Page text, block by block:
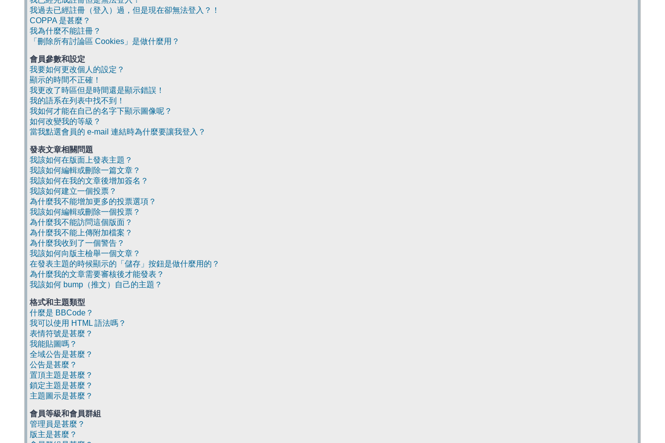
我過去已經註冊（登入）過，但是現在卻無法登入？！
COPPA 是甚麼？
我為什麼不能註冊？
「刪除所有討論區 Cookies」是做什麼用？
會員參數和設定
我要如何更改個人的設定？
顯示的時間不正確！
我更改了時區但是時間還是顯示錯誤！
我的語系在列表中找不到！
我如何才能在自己的名字下顯示圖像呢？
如何改變我的等級？
當我點選會員的 e-mail 連結時為什麼要讓我登入？
發表文章相關問題
我該如何在版面上發表主題？
我該如何編輯或刪除一篇文章？
我該如何在我的文章後增加簽名？
我該如何建立一個投票？
為什麼我不能增加更多的投票選項？
我該如何編輯或刪除一個投票？
為什麼我不能訪問這個版面？
為什麼我不能上傳附加檔案？
為什麼我收到了一個警告？
我該如何向版主檢舉一個文章？
在發表主題的時候顯示的「儲存」按鈕是做什麼用的？
為什麼我的文章需要審核後才能發表？
我該如何 bump（推文）自己的主題？
格式和主題類型
什麼是 BBCode？
我可以使用 HTML 語法嗎？
表情符號是甚麼？
我能貼圖嗎？
全域公告是甚麼？
公告是甚麼？
置頂主題是甚麼？
鎖定主題是甚麼？
主題圖示是甚麼？
會員等級和會員群組
管理員是甚麼？
版主是甚麼？